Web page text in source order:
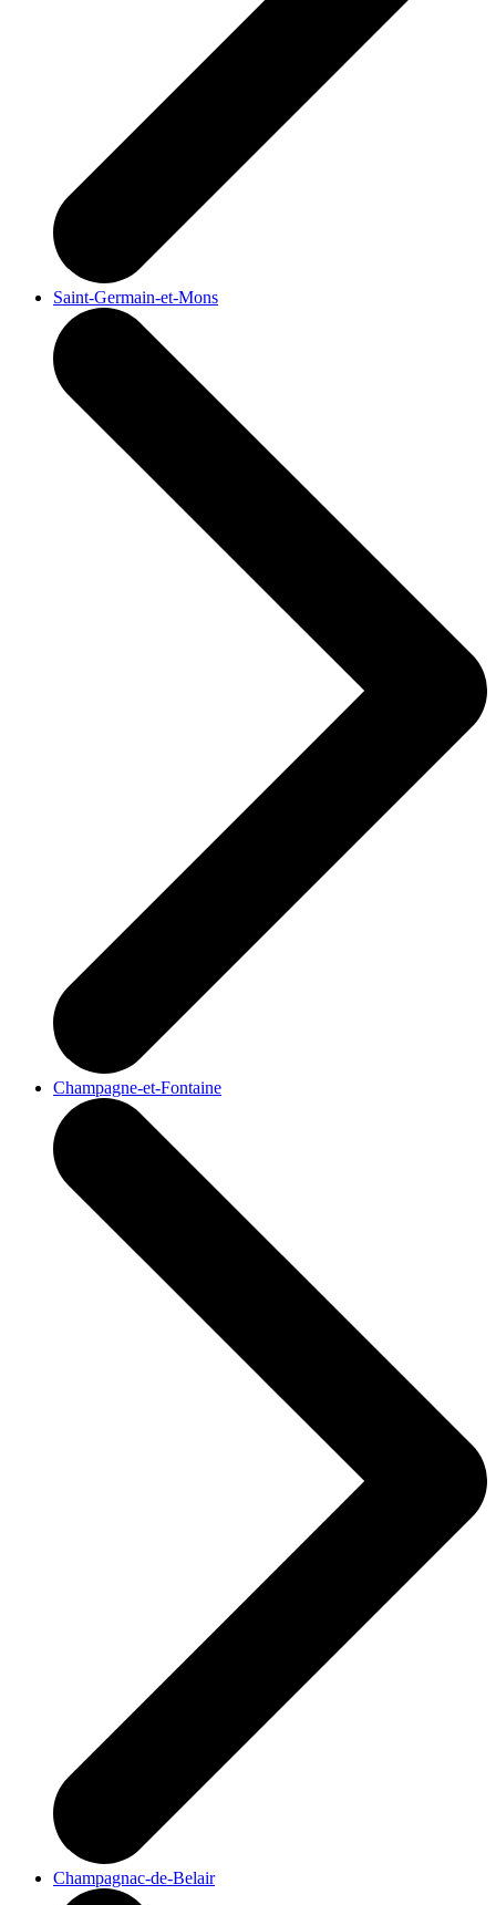
Saint-Germain-et-Mons
Champagne-et-Fontaine
Champagnac-de-Belair